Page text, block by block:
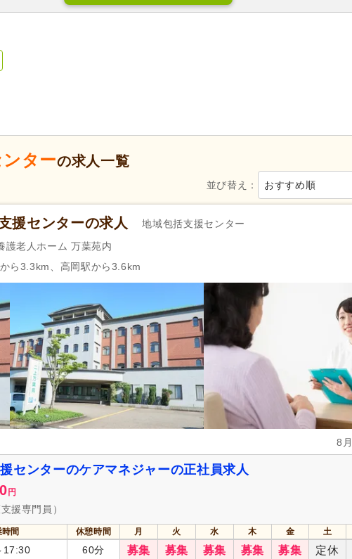
住宅型有料老人ホーム(161)
住宅
介護
新規オープン
年齢不問
子育てママパパ活躍(2,923)
50代活躍 (2,946)
女性が活躍
急募(121)
シフト制 (1,477) 日勤のみ可
午前のみ可(285) 午後のみ可
週1日から可(111) 週2日から可
週4日から可(125) シフト相談可(2,929)
ー2級）(687)
実務者研修（旧ヘルパー1級・基礎研
修）(464)
介護福祉士(821)
ネジャー）
保健師(25) 看護師(667)
医療事務 (30) 理学療法士(79)
ターの求人一覧
並び替え： おすすめ順
援センターの求人 地域包括支援センター
護老人ホーム 万葉苑内
ら3.3km、高岡駅から3.6km
8
センターのケアマネジャーの正社員求人
円
援専門員）
時間 休憩時間 月 火 水 木 金
土
17:30 60分 募集 募集 募集 募集 募集 定休